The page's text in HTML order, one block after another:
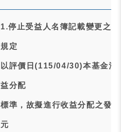
1.停止受益人名簿記載變更之
規定
以評價日(115/04/30)本基金淨
益分配
標準，故擬進行收益分配之發
元